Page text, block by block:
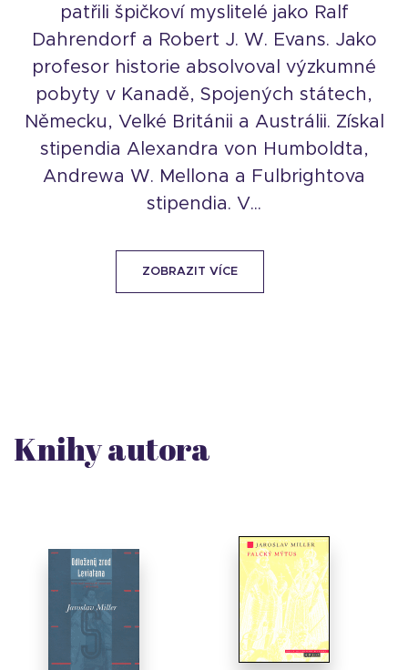
patřili špičkoví myslitelé jako Ralf
Dahrendorf a Robert J. W. Evans. Jako
profesor historie absolvoval výzkumné
pobyty v Kanadě, Spojených státech,
Německu, Velké Británii a Austrálii. Získal
stipendia Alexandra von Humboldta,
Andrewa W. Mellona a Fulbrightova
stipendia. V...
ZOBRAZIT VÍCE
Knihy autora